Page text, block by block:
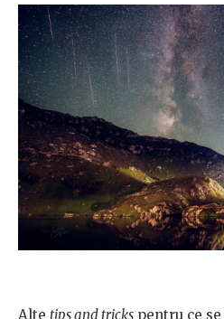
Alte tips and tricks pentru ce